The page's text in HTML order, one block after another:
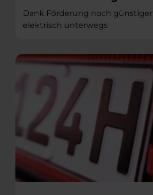
Dank Förderung noch günstiger
elektrisch unterwegs